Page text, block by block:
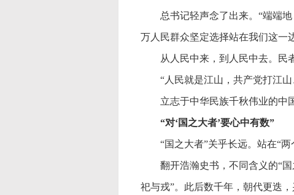
总书记轻声念了出来。 “端端
万人民群众坚定选择站在我们这一
从人民中来，到人民中去。民
“人民就是江山，共产党打江
立志于中华民族千秋伟业的中
“对‘国之大者’要心中有数”
“国之大者”关乎长远。站在“
翻开浩瀚史书，不同含义的“
祀与戎”。此后数千年，朝代更迭